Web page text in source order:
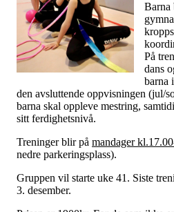
Barna
På
dans
barna
den avsluttende oppvisningen (jul/
barna skal oppleve mestring,
sitt ferdighetsnivå.
Treninger blir på mandager
nedre parkeringsplass).
Gruppen vil starte uke 41. Siste
3. desember.